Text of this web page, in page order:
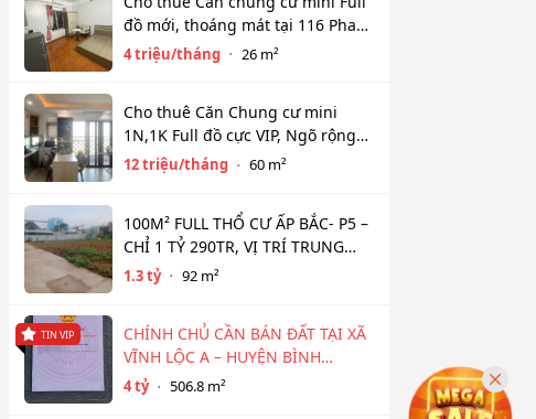
đồ mới, thoáng mát tại 116 Phan
Kế Bính, Ba Đình. Chỉ 4 tr
4 triệu/tháng 26 m²
Cho thuê Căn Chung cư mini
1N,1K Full đồ cực VIP, Ngõ rộng
View toàn mặt hồ Tây. Chỉ 12tr
12 triệu/tháng 60 m²
100M² FULL THỔ CƯ ẤP BẮC- P5 –
CHỈ 1 TỶ 290TR, VỊ TRÍ TRUNG
TÂM NGÂN HÀNG HỖ TRỢ 800TR
1.3 tỷ 92 m²
TIN VIP
CHÍNH CHỦ CẦN BÁN ĐẤT TẠI XÃ
VĨNH LỘC A – HUYỆN BÌNH
CHÁNH
4 tỷ 506.8 m²